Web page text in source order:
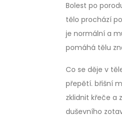
Bolest po
tělo prochází
je normální a
pomáhá tělu
Co se děje v
přepětí. břišní
zklidnit křeče a
duševního